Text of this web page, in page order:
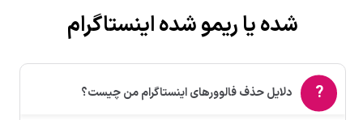
شده یا ریمو شده اینستاگرام
دلایل حذف فالوورهای اینستاگرام من چیست؟